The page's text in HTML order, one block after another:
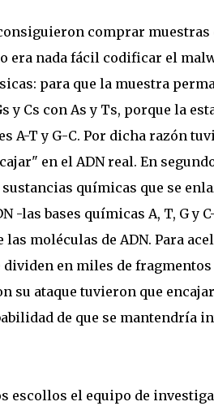
comprar muestras
era nada fácil codificar el
para que la muestra
y Cs con As y Ts, porque la
A-T y G-C. Por dicha razón
en el ADN real. En
químicas que se
-las bases químicas A, T, G y
moléculas de ADN. Para
en miles de
su ataque tuvieron que
de que se mantendría
escollos el equipo de